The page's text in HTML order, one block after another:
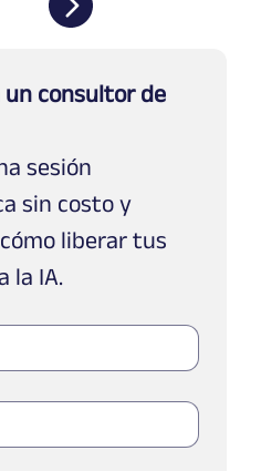
un consultor de
sesión
sin costo y
liberar tus
la IA.